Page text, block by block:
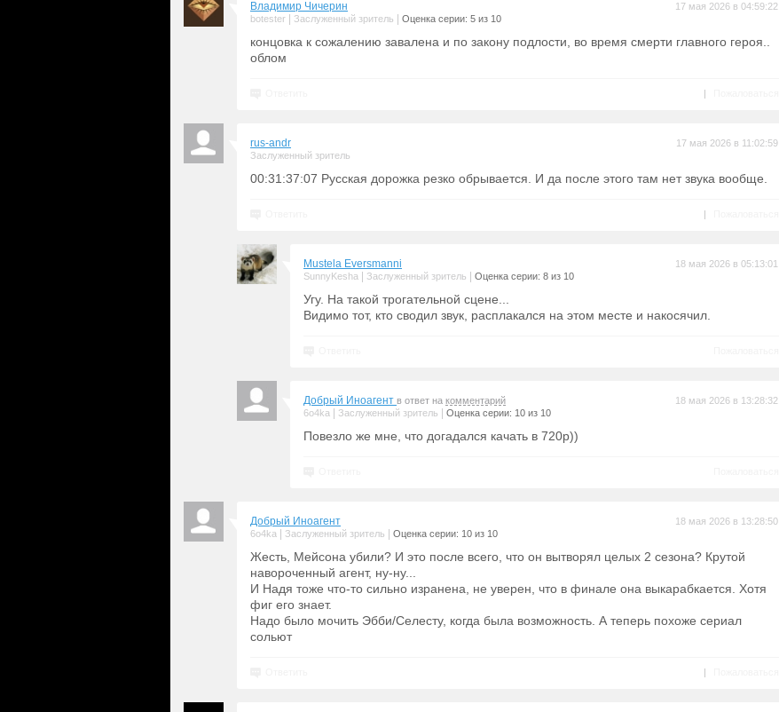
Владимир Чичерин
botester Заслуженный зритель Оценка серии: 5 из 10
17 мая 2026 в 04:59:22
концовка к сожалению завалена и по закону подлости, во время смерти главного героя..
облом
|
rus-andr
Заслуженный зритель
17 мая 2026 в 11:02:59
00:31:37:07 Русская дорожка резко обрывается. И да после этого там нет звука вообще.
|
Mustela Eversmanni
SunnyKesha Заслуженный зритель Оценка серии: 8 из 10
18 мая 2026 в 05:13:01
Угу. На такой трогательной сцене...
Видимо тот, кто сводил звук, расплакался на этом месте и накосячил.
Добрый Иноагент в ответ на комментарий
6o4ka
Заслуженный зритель Оценка серии: 10 из 10
18 мая 2026 в 13:28:32
Повезло же мне, что догадался качать в 720р))
Добрый Иноагент
6o4ka Заслуженный зритель Оценка серии: 10 из 10
18 мая 2026 в 13:28:50
Жесть, Мейсона убили? И это после всего, что он вытворял целых 2 сезона? Крутой
навороченный агент, ну-ну...
И Надя тоже что-то сильно изранена, не уверен, что в финале она выкарабкается. Хотя
фиг его знает.
Надо было мочить Эбби/Селесту, когда была возможность. А теперь похоже сериал
сольют
|